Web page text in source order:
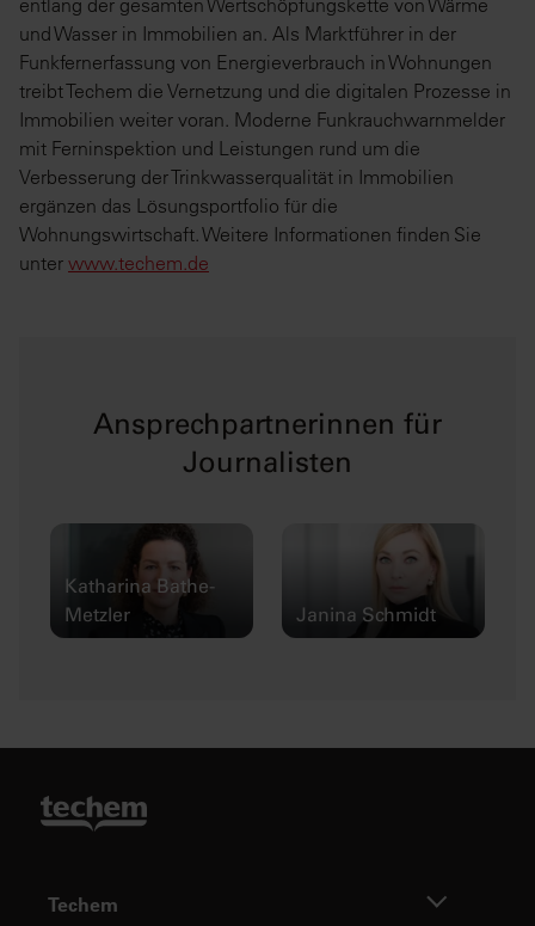
und Wasser in Immobilien an. Als Marktführer in der
Funkfernerfassung von Energieverbrauch in Wohnungen
treibt Techem die Vernetzung und die digitalen Prozesse in
Immobilien weiter voran. Moderne Funkrauchwarnmelder
mit Ferninspektion und Leistungen rund um die
Verbesserung der Trinkwasserqualität in Immobilien
ergänzen das Lösungsportfolio für die
Wohnungswirtschaft. Weitere Informationen finden Sie
unter www.techem.de
Ansprechpartnerinnen für
Journalisten
Katharina Bathe-
Metzler
Janina Schmidt
Techem